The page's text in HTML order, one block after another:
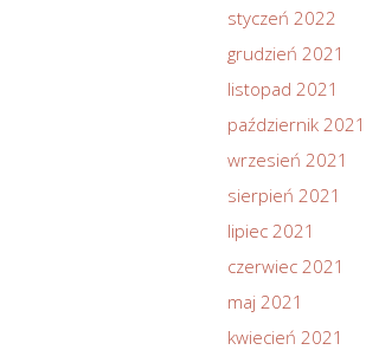
styczeń 2022
grudzień 2021
listopad 2021
październik 2021
wrzesień 2021
sierpień 2021
lipiec 2021
czerwiec 2021
maj 2021
kwiecień 2021